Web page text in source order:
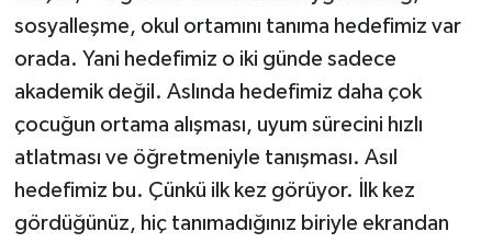
sosyalleşme, okul ortamını tanıma hedefimiz var
orada. Yani hedefimiz o iki günde sadece
akademik değil. Aslında hedefimiz daha çok
çocuğun ortama alışması, uyum sürecini hızlı
atlatması ve öğretmeniyle tanışması. Asıl
hedefimiz bu. Çünkü ilk kez görüyor. İlk kez
gördüğünüz, hiç tanımadığınız biriyle ekrandan